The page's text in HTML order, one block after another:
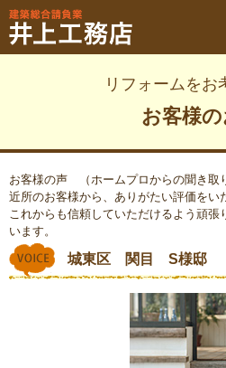
リフォームをお
お客様
お客様の声 （ホームプロからの聞き取
近所のお客様から、ありがたい評価をい
これからも信頼していただけるよう頑張
います。
城東区 関目 S様邸